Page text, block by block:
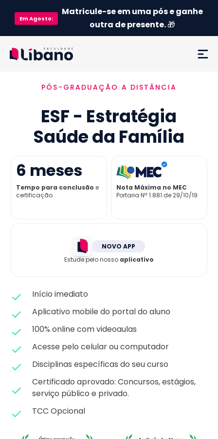
EmAgosto:
Matricule-se em uma pós e ganhe
outra de presente.🎁
Ementa
Como funciona
Credenciamento MEC
Preço
Já sou aluno
PÓS-GRADUAÇÃO A DISTÂNCIA
ESF - Estratégia
Saúde da Família
6 meses
Tempo para conclusão e
certificação
Nota Máxima no MEC
Portaria Nª 1.881 de 29/10/19
NOVO APP
Estude pelo nosso aplicativo
Início imediato
Aplicativo mobile do portal do aluno
100% online com videoaulas
Acesse pelo celular ou computador
Disciplinas específicas do seu curso
Certificado aprovado: Concursos, estágios,
serviço público e privado.
TCC Opcional